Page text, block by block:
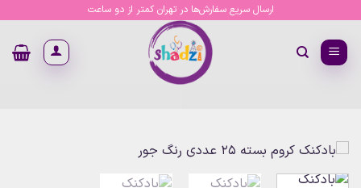
content
ارسال سریع سفارش‌ها در تهران کمتر از دو ساعت